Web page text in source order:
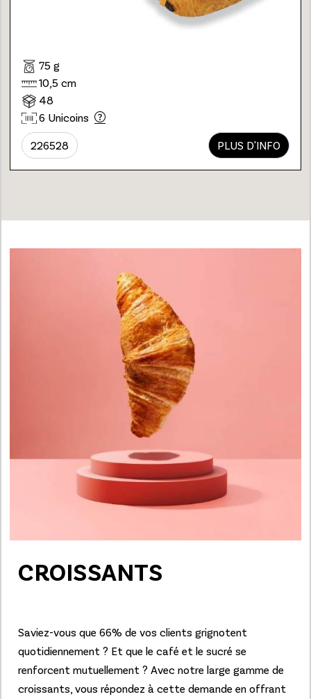
75 g
10,5 cm
48
6 Unicoins
226528 PLUS D'INFO
CROISSANTS
Saviez-vous que 66% de vos clients grignotent
quotidiennement ? Et que le café et le sucré se
renforcent mutuellement ? Avec notre large gamme de
croissants, vous répondez à cette demande en offrant